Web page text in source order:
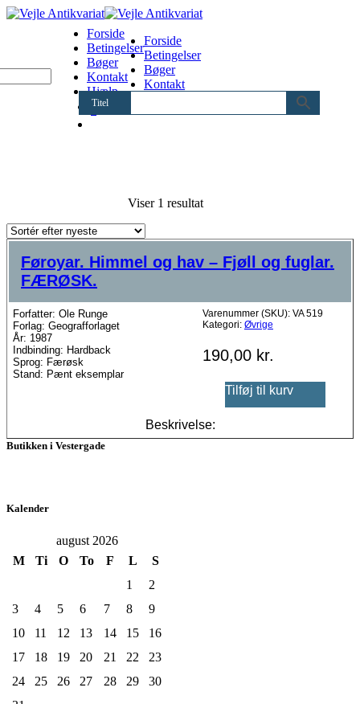
Titel
Forside
Betingelser
Bøger
Kontakt
Hjælp
Forside
Betingelser
Bøger
Kontakt
Viser 1 resultat
Føroyar. Himmel og hav – Fjøll og fuglar.
FÆRØSK.
Forfatter: Ole Runge
Forlag: Geografforlaget
År: 1987
Indbinding: Hardback
Sprog: Færøsk
Stand: Pænt eksemplar
Varenummer (SKU): VA 519
Kategori: Øvrige
190,00 kr.
Tilføj til kurv
Beskrivelse:
Butikken i Vestergade
Kalender
august 2026
M
Ti O To F L
S
1
2
3
4 5 6 7 8
9
10
11 12 13 14 15
16
17
18 19 20 21 22
23
24
25 26 27 28 29
30